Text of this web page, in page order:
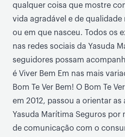
qualquer coisa que mostre
vida agradável e de
ou em que nasceu. Todos os
nas redes sociais da Yasuda
seguidores possam
é Viver Bem Em nas mais
Bom Te Ver Bem! O Bom Te
em 2012, passou a orientar
Yasuda Marítima Seguros
de comunicação com o